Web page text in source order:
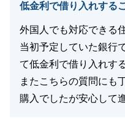
低金利で借り入れする
外国人でも対応できる
当初予定していた銀行
て低金利で借り入れす
またこちらの質問にも
購入でしたが安心して